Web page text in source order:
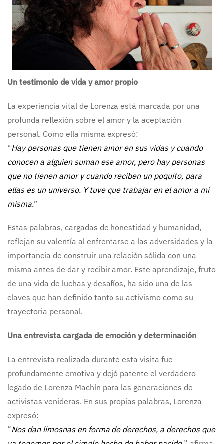
Un testimonio de vida y amor propio
La experiencia vital de Lorenza está marcada por una
profunda reflexión sobre el amor y la aceptación
personal. Como ella misma expresó:
“Hay personas que tienen amor en sus vidas y cuando
conocen a alguien suman ese amor, pero hay personas
que no tienen amor y cuando reciben un poquito, para
ellas es un universo. Y tuve que trabajar en el amor a mí
misma.”
Estas palabras, cargadas de honestidad y humanidad,
reflejan su valentía al enfrentarse a las adversidades y la
importancia de construir una relación sólida con una
misma antes de dar y recibir amor. Este aprendizaje, fruto
de una vida de luchas y desafíos, ha sido una de las
claves que han definido tanto su activismo como su
trayectoria personal.
Una entrevista cargada de emoción y determinación
La entrevista realizada durante esta visita fue
profundamente emotiva y dejó patente el verdadero
legado de Lorenza Machín para las generaciones de
activistas venideras. En sus propias palabras, Lorenza
expresó:
“Nos dan limosnas en forma de derechos, a derechos que